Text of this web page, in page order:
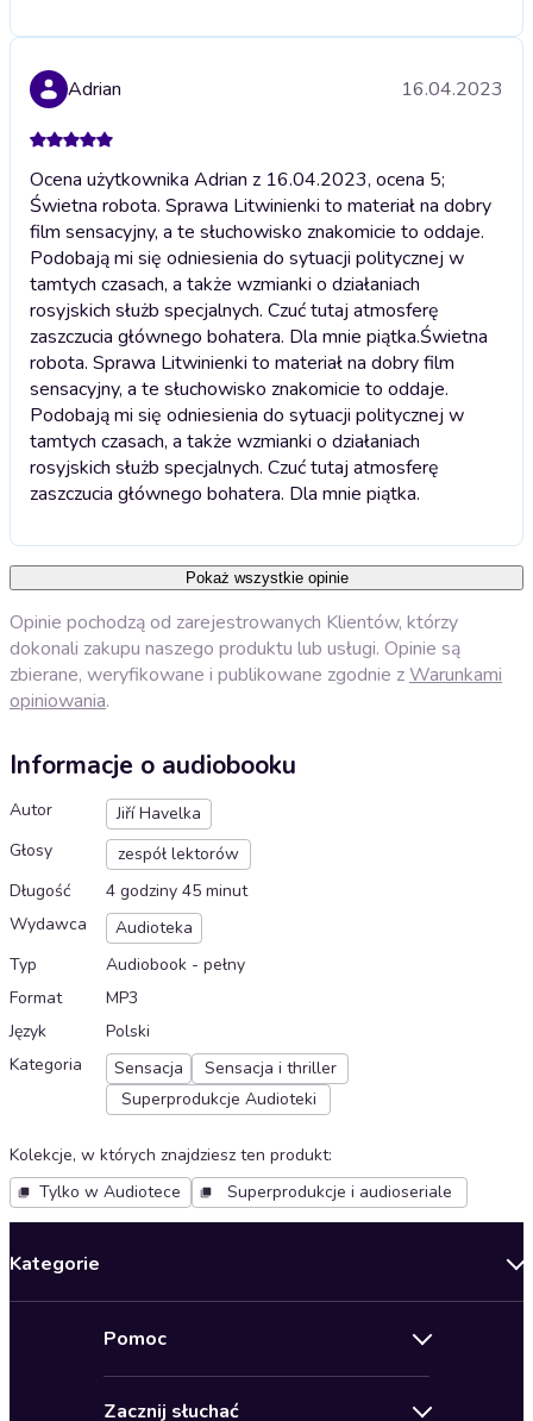
Adrian 16.04.2023
Ocena użytkownika Adrian z 16.04.2023, ocena 5;
Świetna robota. Sprawa Litwinienki to materiał na dobry
film sensacyjny, a te słuchowisko znakomicie to oddaje.
Podobają mi się odniesienia do sytuacji politycznej w
tamtych czasach, a także wzmianki o działaniach
rosyjskich służb specjalnych. Czuć tutaj atmosferę
zaszczucia głównego bohatera. Dla mnie piątka.Świetna
robota. Sprawa Litwinienki to materiał na dobry film
sensacyjny, a te słuchowisko znakomicie to oddaje.
Podobają mi się odniesienia do sytuacji politycznej w
tamtych czasach, a także wzmianki o działaniach
rosyjskich służb specjalnych. Czuć tutaj atmosferę
zaszczucia głównego bohatera. Dla mnie piątka.
Pokaż wszystkie opinie
Opinie pochodzą od zarejestrowanych Klientów, którzy
dokonali zakupu naszego produktu lub usługi. Opinie są
zbierane, weryfikowane i publikowane zgodnie zWarunkami
opiniowania.
Informacje o audiobooku
Autor
Jiří Havelka
Głosy
zespół lektorów
Długość
4 godziny 45 minut
Wydawca
Audioteka
Typ
Audiobook - pełny
Format
MP3
Język
Polski
Kategoria
Sensacja
Sensacja i thriller
Superprodukcje Audioteki
Kolekcje, w których znajdziesz ten produkt:
Tylko w Audiotece
Superprodukcje i audioseriale
Kategorie
Pomoc
Zacznij słuchać